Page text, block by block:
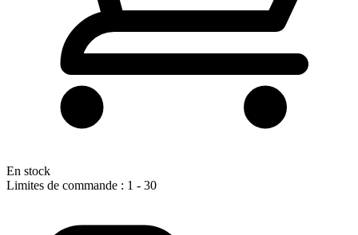
En stock
Limites de commande : 1 - 30